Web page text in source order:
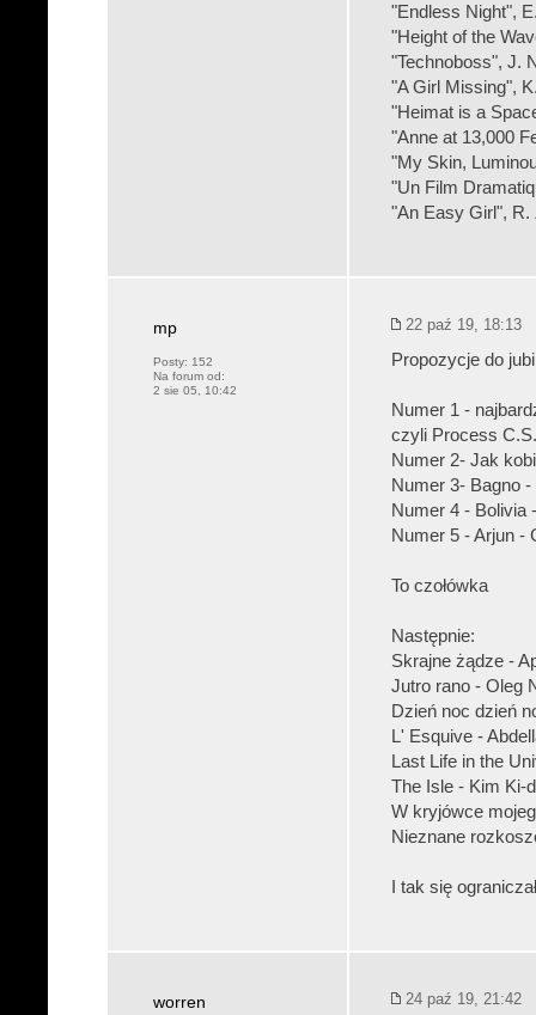
"Endless Night",
"Height of the
"Technoboss", J.
"A Girl Missing",
"Heimat is a
"Anne at 13,000
"My Skin,
"Un Film
"An Easy Girl", R.
mp
Posty: 152
Na forum od:
2 sie 05, 10:42
22 paź 19, 18:13
Propozycje do
Numer 1 -
czyli Process
Numer 2- Jak
Numer 3- Bagno
Numer 4 - Bolivia
Numer 5 - Arjun -
To czołówka
Następnie:
Skrajne żądze -
Jutro rano - Oleg
Dzień noc dzień
L' Esquive -
Last Life in the
The Isle - Kim Ki-
W kryjówce
Nieznane
I tak się
worren 24 paź 19, 21:42